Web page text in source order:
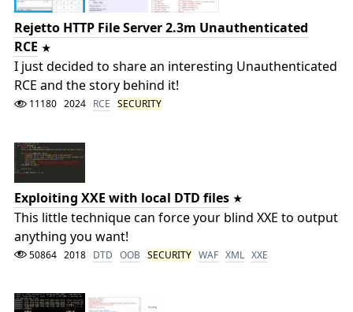
Rejetto HTTP File Server 2.3m Unauthenticated
RCE
I just decided to share an interesting Unauthenticated
RCE and the story behind it!
11180 2024 RCE SECURITY
Exploiting XXE with local DTD files
This little technique can force your blind XXE to output
anything you want!
50864 2018 DTD OOB SECURITY WAF XML XXE